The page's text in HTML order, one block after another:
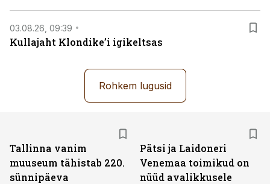
03.08.26, 09:39
Kullajaht Klondike’i igikeltsas
Rohkem lugusid
Tallinna vanim
muuseum tähistab 220.
sünnipäeva
Pätsi ja Laidoneri
Venemaa toimikud on
nüüd avalikkusele